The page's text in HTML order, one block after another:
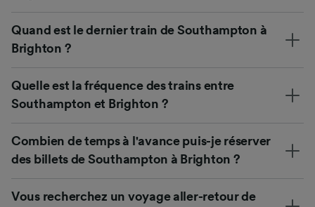
Quand est le dernier train de Southampton à
Brighton ?
Quelle est la fréquence des trains entre
Southampton et Brighton ?
Combien de temps à l'avance puis-je réserver
des billets de Southampton à Brighton ?
Vous recherchez un voyage aller-retour de